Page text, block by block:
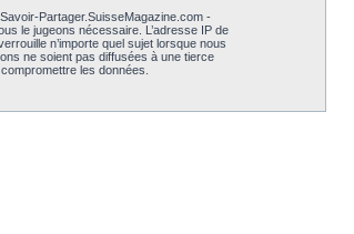
Partager.SuisseMagazine.com -
le jugeons nécessaire. L’adresse IP de
n’importe quel sujet lorsque nous
ne soient pas diffusées à une tierce
les données.